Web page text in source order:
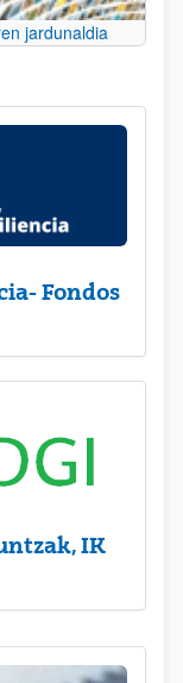
jardunaldia
Fondos
IK